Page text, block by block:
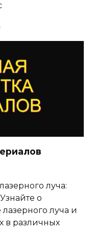
луча:
о
луча и
в различных